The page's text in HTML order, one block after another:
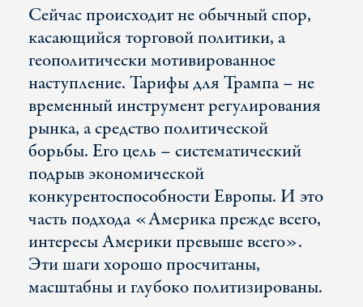
Сейчас происходит не обычный спор,
касающийся торговой политики, а
геополитически мотивированное
наступление. Тарифы для Трампа – не
временный инструмент регулирования
рынка, а средство политической
борьбы. Его цель – систематический
подрыв экономической
конкурентоспособности Европы. И это
часть подхода «Америка прежде всего,
интересы Америки превыше всего».
Эти шаги хорошо просчитаны,
масштабны и глубоко политизированы.